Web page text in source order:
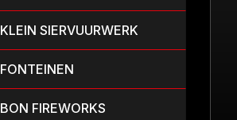
KLEIN SIERVUURWERK
FONTEINEN
BON FIREWORKS